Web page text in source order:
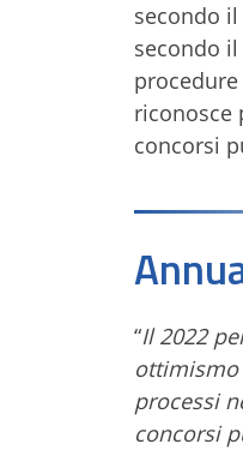
secondo
secondo
riconosce
concorsi
“Il 2022
processi
concorsi